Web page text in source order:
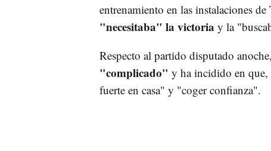
entrenamiento en las instalaciones
"necesitaba" la victoria y la
Respecto al partido disputado
"complicado" y ha incidido en que,
fuerte en casa" y "coger confianza".